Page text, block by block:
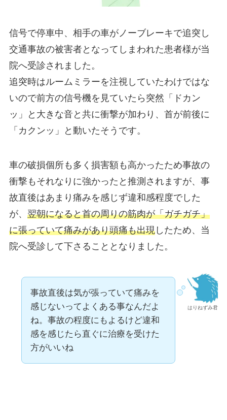
信号で停車中、相手の車がノーブレーキで追突し
交通事故の被害者となってしまわれた患者様が当
院へ受診されました。
追突時はルームミラーを注視していたわけではな
いので前方の信号機を見ていたら突然「ドカン
ッ」と大きな音と共に衝撃が加わり、首が前後に
「カクンッ」と動いたそうです。
車の破損個所も多く損害額も高かったため事故の
衝撃もそれなりに強かったと推測されますが、事
故直後はあまり痛みを感じず違和感程度でした
が、 翌朝になると首の周りの筋肉が「ガチガチ」
に張っていて痛みがあり頭痛も出現したため、当
院へ受診して下さることとなりました。
はりねずみ君
事故直後は気が張っていて痛みを
感じないってよくある事なんだよ
ね。事故の程度にもよるけど違和
感を感じたら直ぐに治療を受けた
方がいいね